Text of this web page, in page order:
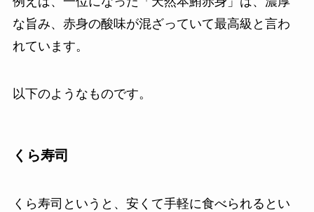
な旨み、赤身の酸味が混ざっていて最高級と言わ
れています。
以下のようなものです。
くら寿司
くら寿司というと、安くて手軽に食べられるとい